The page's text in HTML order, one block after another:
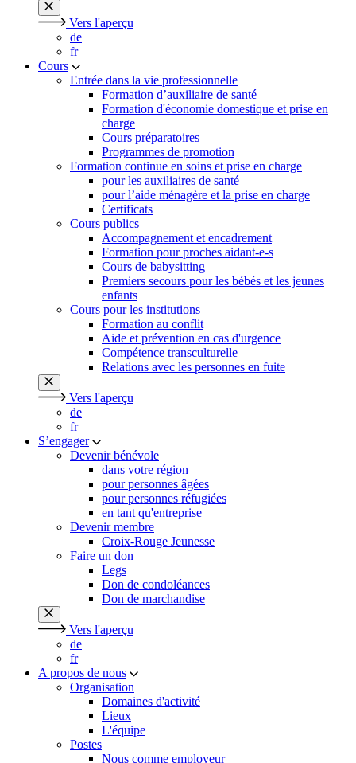
Vers l'aperçu
de
fr
Cours
Entrée dans la vie professionnelle
Formation d’auxiliaire de santé
Formation d'économie domestique et prise en
charge
Cours préparatoires
Programmes de promotion
Formation continue en soins et prise en charge
pour les auxiliaires de santé
pour l’aide ménagère et la prise en charge
Certificats
Cours publics
Accompagnement et encadrement
Formation pour proches aidant-e-s
Cours de babysitting
Premiers secours pour les bébés et les jeunes
enfants
Cours pour les institutions
Formation au conflit
Aide et prévention en cas d'urgence
Compétence transculturelle
Relations avec les personnes en fuite
Vers l'aperçu
de
fr
S’engager
Devenir bénévole
dans votre région
pour personnes âgées
pour personnes réfugiées
en tant qu'entreprise
Devenir membre
Croix-Rouge Jeunesse
Faire un don
Legs
Don de condoléances
Don de marchandise
Vers l'aperçu
de
fr
A propos de nous
Organisation
Domaines d'activité
Lieux
L'équipe
Postes
Nous comme employeur